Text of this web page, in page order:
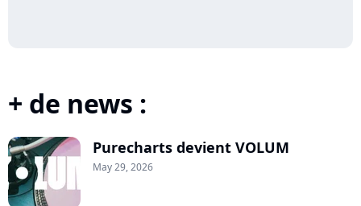
+ de news :
Purecharts devient VOLUM
May 29, 2026